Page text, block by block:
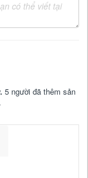
5 người đã thêm sản